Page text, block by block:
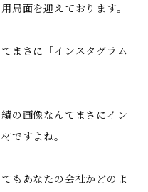
局面を迎えております。
まさに「インスタグラム
の画像なんてまさにイン
ですよね。
もあなたの会社かどのよ